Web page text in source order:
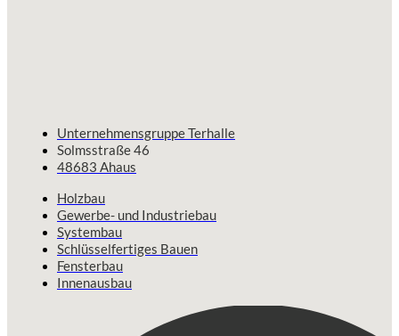
Unternehmensgruppe Terhalle
Solmsstraße 46
48683 Ahaus
Holzbau
Gewerbe- und Industriebau
Systembau
Schlüsselfertiges Bauen
Fensterbau
Innenausbau